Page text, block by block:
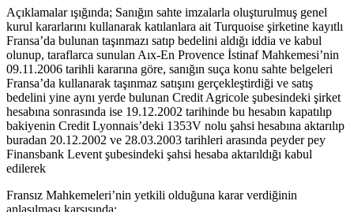
Açıklamalar ışığında; Sanığın sahte imzalarla oluşturulmuş genel
kurul kararlarını kullanarak katılanlara ait Turquoise şirketine kayıtlı
Fransa’da bulunan taşınmazı satıp bedelini aldığı iddia ve kabul
olunup, taraflarca sunulan Aıx-En Provence İstinaf Mahkemesi’nin
09.11.2006 tarihli kararına göre, sanığın suça konu sahte belgeleri
Fransa’da kullanarak taşınmaz satışını gerçekleştirdiği ve satış
bedelini yine aynı yerde bulunan Credit Agricole şubesindeki şirket
hesabına sonrasında ise 19.12.2002 tarihinde bu hesabın kapatılıp
bakiyenin Credit Lyonnais’deki 1353V nolu şahsi hesabına aktarılıp
buradan 20.12.2002 ve 28.03.2003 tarihleri arasında peyder pey
Finansbank Levent şubesindeki şahsi hesaba aktarıldığı kabul
edilerek
Fransız Mahkemeleri’nin yetkili olduğuna karar verdiğinin